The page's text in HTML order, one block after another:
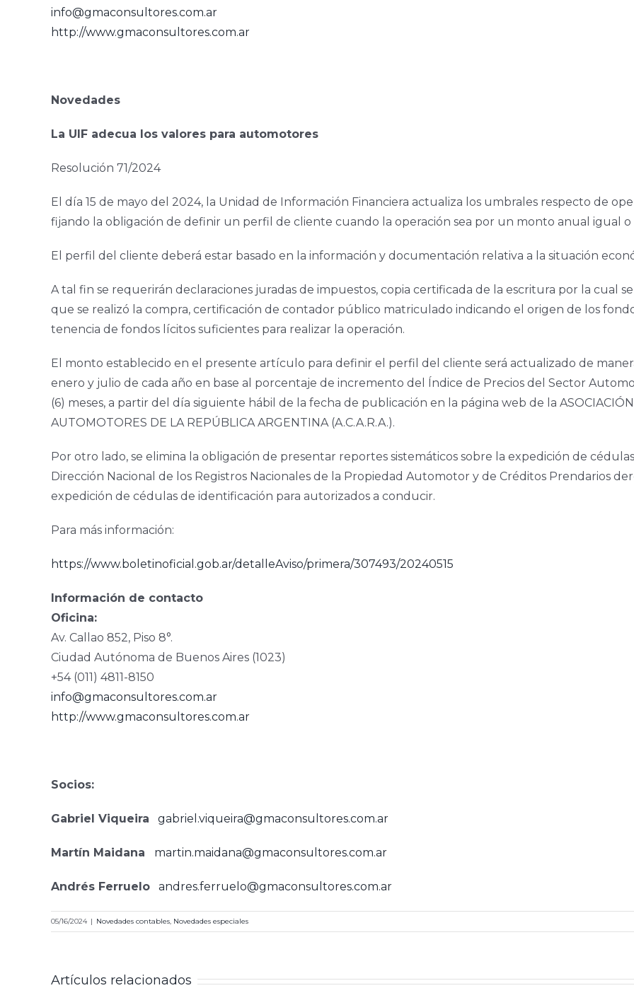
info@gmaconsultores.com.ar
http://www.gmaconsultores.com.ar
Novedades
La UIF adecua los valores para automotores
Resolución 71/2024
El día 15 de mayo del 2024, la Unidad de Información Financiera actualiza los umbrales respecto de
fijando la obligación de definir un perfil de cliente cuando la operación sea por un monto anual igual o
El perfil del cliente deberá estar basado en la información y documentación relativa a la situación
A tal fin se requerirán declaraciones juradas de impuestos, copia certificada de la escritura por la cual
que se realizó la compra, certificación de contador público matriculado indicando el origen de los
tenencia de fondos lícitos suficientes para realizar la operación.
El monto establecido en el presente artículo para definir el perfil del cliente será actualizado de
enero y julio de cada año en base al porcentaje de incremento del Índice de Precios del Sector
(6) meses, a partir del día siguiente hábil de la fecha de publicación en la página web de la ASOCIACIÓN
AUTOMOTORES DE LA REPÚBLICA ARGENTINA (A.C.A.R.A.).
Por otro lado, se elimina la obligación de presentar reportes sistemáticos sobre la expedición de
Dirección Nacional de los Registros Nacionales de la Propiedad Automotor y de Créditos Prendarios
expedición de cédulas de identificación para autorizados a conducir.
Para más información:
https://www.boletinoficial.gob.ar/detalleAviso/primera/307493/20240515
Información de contacto
Oficina:
Av. Callao 852, Piso 8°.
Ciudad Autónoma de Buenos Aires (1023)
+54 (011) 4811-8150
info@gmaconsultores.com.ar
http://www.gmaconsultores.com.ar
Socios:
Gabriel Viqueira gabriel.viqueira@gmaconsultores.com.ar
Martín Maidana martin.maidana@gmaconsultores.com.ar
Andrés Ferruelo andres.ferruelo@gmaconsultores.com.ar
05/16/2024 | Novedades contables, Novedades especiales
Artículos relacionados